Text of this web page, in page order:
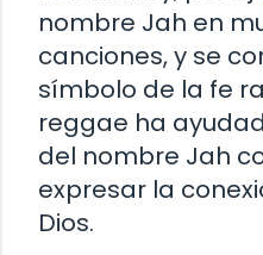
nombre Jah en
canciones, y se
símbolo de la fe
reggae ha
del nombre Jah
expresar la
Dios.